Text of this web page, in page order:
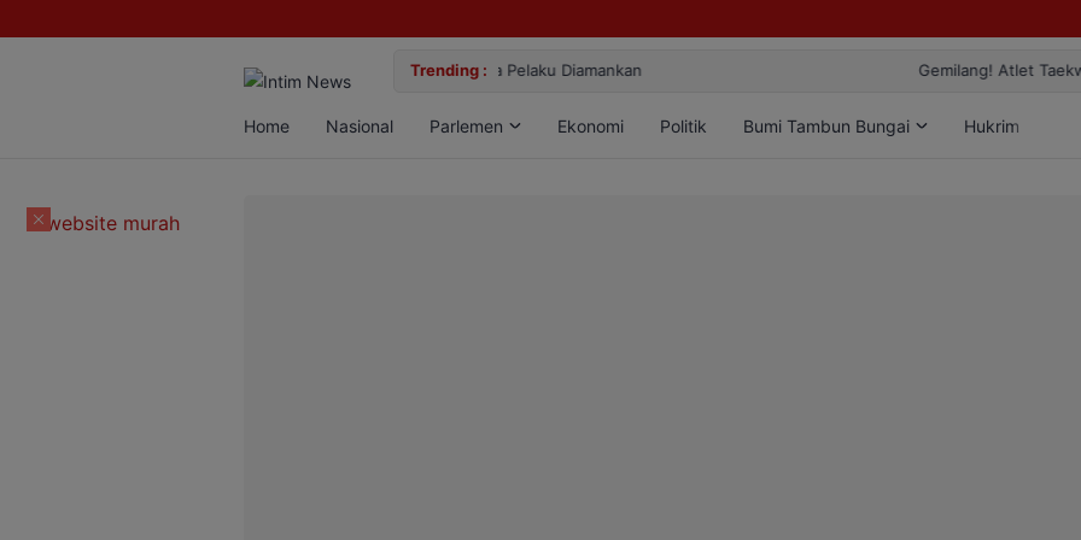
Trending : Gemilang! Atlet Taekwondo Kobar Panen 89 Medali di Ajang Bergengsi
Home Nasional Parlemen Ekonomi Politik Bumi Tambun Bungai Hukrim